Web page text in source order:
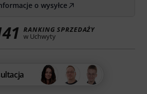
o wysyłce
RANKING SPRZEDAŻY
w Uchwyty